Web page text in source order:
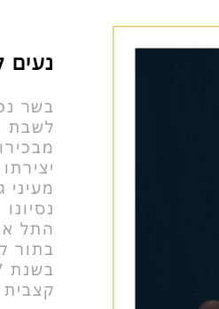
נעים
בשר
לשבת
מעיני
בתור